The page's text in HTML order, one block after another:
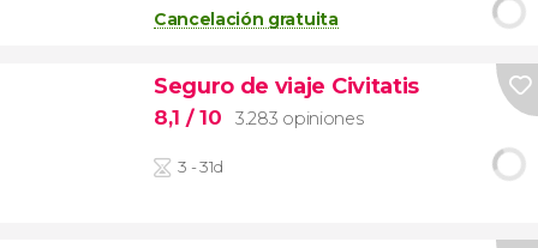
Cancelación gratuita
Seguro de viaje Civitatis
8,1 / 10 3.283 opiniones
3 - 31d